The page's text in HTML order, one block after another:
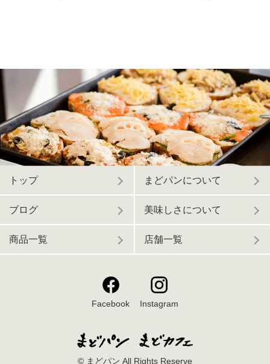
トップ まどパンについて
ブログ 美味しさについて
商品一覧 店舗一覧
© まどパン All Rights Reserve
Facebook Instagram